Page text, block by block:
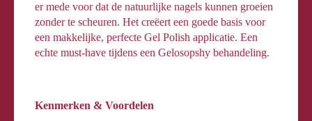
er mede voor dat de natuurlijke nagels kunnen groeien
zonder te scheuren. Het creëert een goede basis voor
een makkelijke, perfecte Gel Polish applicatie. Een
echte must-have tijdens een Gelosopshy behandeling.
Kenmerken & Voordelen